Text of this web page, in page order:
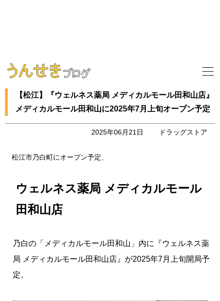
【松江】『ウェルネス薬局 メディカルモール田和山店』
メディカルモール田和山に2025年7月上旬オープン予定
2025年06月21日 ドラッグストア
松江市乃白町にオープン予定、
ウェルネス薬局 メディカルモール
田和山店
乃白の「メディカルモール田和山」内に『ウェルネス薬
局 メディカルモール田和山店』が2025年7月上旬開局予
定。